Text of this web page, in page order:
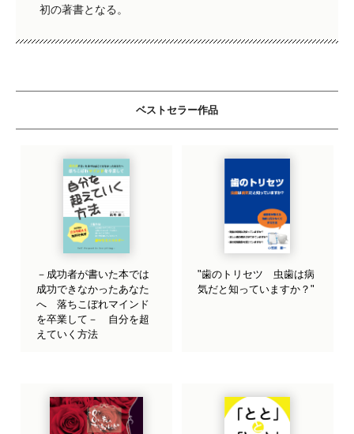
初の著書となる。
ベストセラー作品
－成功者が書いた本では
成功できなかったあなた
へ 落ちこぼれマインド
を卒業して－ 自分を超
えていく方法
"歯のトリセツ 虫歯は病
気だと知っていますか？"